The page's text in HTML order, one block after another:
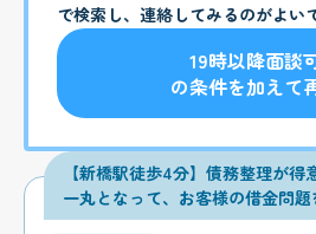
で検索し、連絡してみるのがよい
19時以降面談
の条件を加えて
【新橋駅徒歩4分】債務整理が
一丸となって、お客様の借金問